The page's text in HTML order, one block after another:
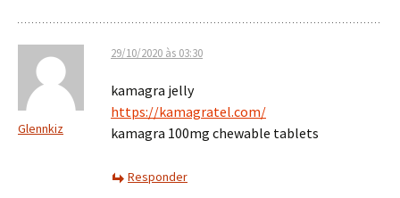
Glennkiz
29/10/2020 às 03:30
kamagra jelly
https://kamagratel.com/
kamagra 100mg chewable tablets
Responder